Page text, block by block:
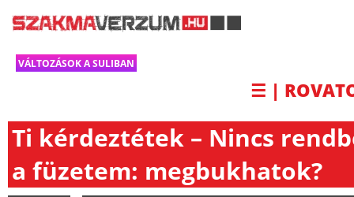
VÁLTOZÁSOK A SULIBAN
☰ |
Ti kérdeztétek – Nincs
a füzetem: megbukhatok?